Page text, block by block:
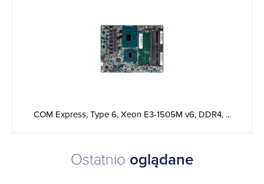
COM Express, Type 6, Xeon E3-1505M v6, DDR4, ...
Ostatnio oglądane